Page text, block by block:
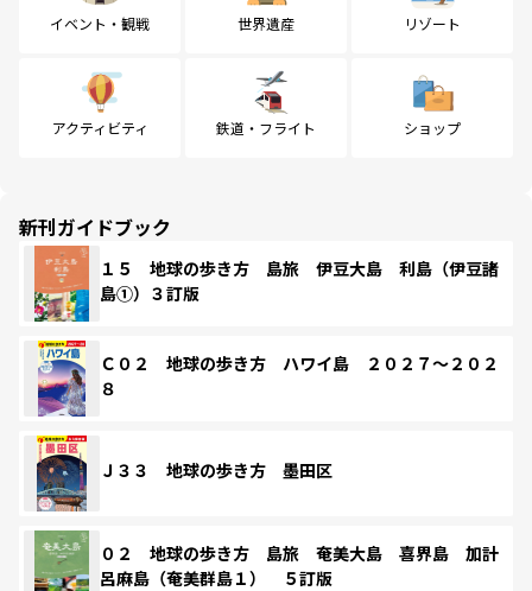
イベント・観戦 世界遺産 リゾート
アクティビティ 鉄道・フライト ショップ
新刊ガイドブック
１５ 地球の歩き方 島旅 伊豆大島 利島（伊豆諸
島①）３訂版
Ｃ０２ 地球の歩き方 ハワイ島 ２０２７～２０２
８
Ｊ３３ 地球の歩き方 墨田区
０２ 地球の歩き方 島旅 奄美大島 喜界島 加計
呂麻島（奄美群島１） ５訂版